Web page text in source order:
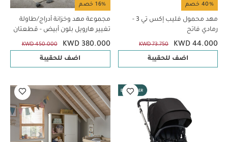
40% خصم
مهد محمول فليب إكس تي 3 -
رمادي فاتح
KWD 44.000
KWD 73.750
اضف للحقيبة
16% خصم
مجموعة مهد وخزانة أدراج/طاولة
تغيير هارويل بلون أبيض - قطعتان
KWD 380.000
KWD 450.000
اضف للحقيبة